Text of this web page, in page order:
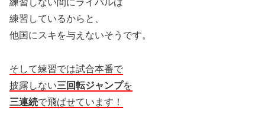
練習しない間にライバルは
練習しているからと、
他国にスキを与えないそうです。
そして練習では試合本番で
披露しない三回転ジャンプを
三連続で飛ばせています！